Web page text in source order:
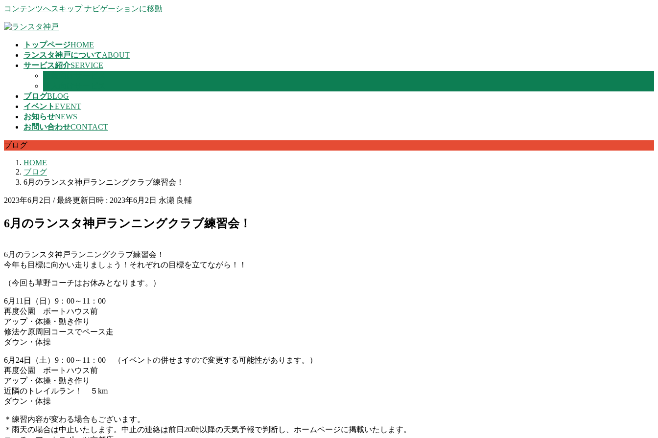
コンテンツへスキップ ナビゲーションに移動
トップページHOME
ランスタ神戸についてABOUT
サービス紹介SERVICE
ブログBLOG
イベントEVENT
お知らせNEWS
お問い合わせCONTACT
ブログ
HOME
ブログ
6月のランスタ神戸ランニングクラブ練習会！
2023年6月2日 / 最終更新日時 : 2023年6月2日 永瀬 良輔
6月のランスタ神戸ランニングクラブ練習会！
6月のランスタ神戸ランニングクラブ練習会！
今年も目標に向かい走りましょう！それぞれの目標を立てながら！！
（今回も草野コーチはお休みとなります。）
6月11日（日）9：00～11：00
再度公園 ボートハウス前
アップ・体操・動き作り
修法ケ原周回コースでペース走
ダウン・体操
6月24日（土）9：00～11：00 （イベントの併せますので変更する可能性があります。）
再度公園 ボートハウス前
アップ・体操・動き作り
近隣のトレイルラン！ ５km
ダウン・体操
＊練習内容が変わる場合もございます。
＊雨天の場合は中止いたします。中止の連絡は前日20時以降の天気予報で判断し、ホームページに掲載いたします。